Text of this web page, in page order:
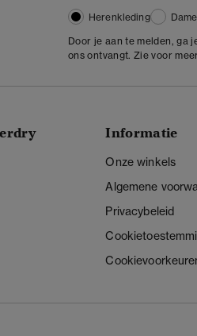
Herenkleding
Door je aan te melden, ga
ons ontvangt. Zie voor
Informatie
Onze winkels
Algemene
Privacybeleid